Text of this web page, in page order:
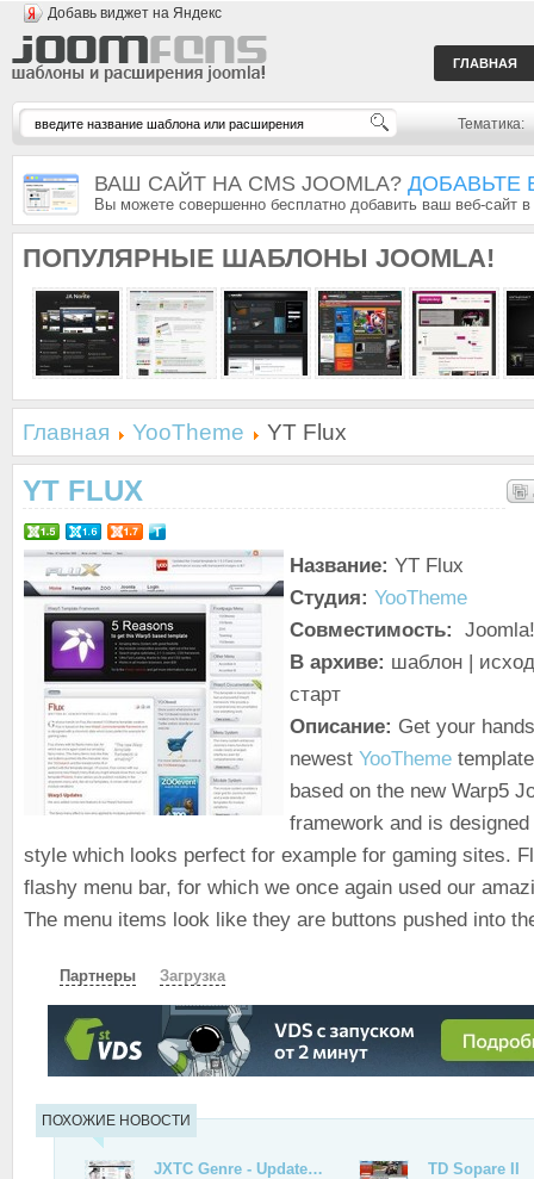
Добавь виджет на Яндекс
ГЛАВНАЯ
Тематика:
ВАШ САЙТ НА CMS JOOMLA? ДОБАВЬТЕ
Вы можете совершенно бесплатно добавить ваш веб-сайт
ПОПУЛЯРНЫЕ ШАБЛОНЫ JOOMLA!
Главная YooTheme YT Flux
YT FLUX
Название: YT Flux
Студия: YooTheme
Совместимость:
В архиве: шаблон |
старт
Описание: Get your
newest YooTheme
based on the new Warp5
framework and is
style which looks perfect for example for gaming sites.
flashy menu bar, for which we once again used our
The menu items look like they are buttons pushed into
Партнеры Загрузка
СКАЧАТЬ ЗЕРКАЛО ЗЕРКАЛО №2
ПОХОЖИЕ НОВОСТИ
JXTC Genre - Update…
TD Sopare II